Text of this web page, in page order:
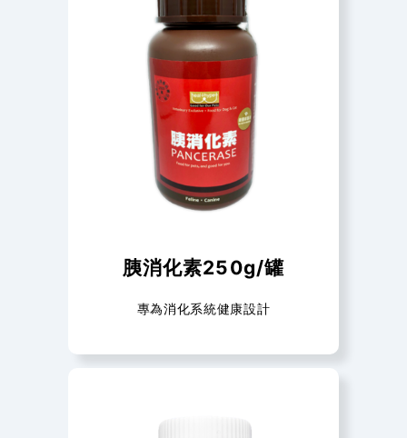
胰消化素250g/罐
專為消化系統健康設計